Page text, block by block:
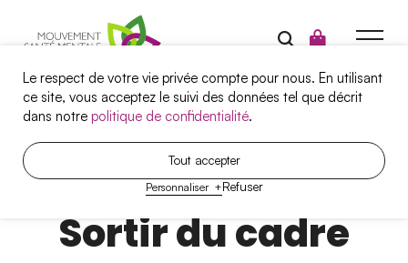
Campagnes
Santé mentale et travail
Projets
Projet
Sortir du cadre
Le respect de votre vie privée compte pour nous. En utilisant
ce site, vous acceptez le suivi des données tel que décrit
dans notrepolitique de confidentialité.
Personnaliser +Refuser
Tout accepter